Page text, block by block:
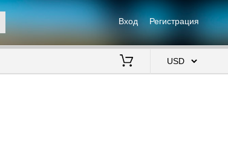
Вход Регистрация